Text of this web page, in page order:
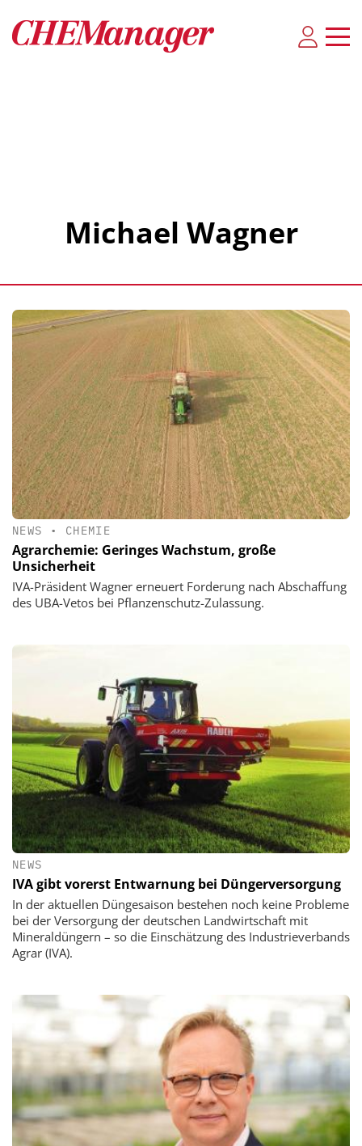
Michael Wagner
NEWS • CHEMIE
Agrarchemie: Geringes Wachstum, große
Unsicherheit
IVA-Präsident Wagner erneuert Forderung nach Abschaffung
des UBA-Vetos bei Pflanzenschutz-Zulassung.
NEWS
IVA gibt vorerst Entwarnung bei Düngerversorgung
In der aktuellen Düngesaison bestehen noch keine Probleme
bei der Versorgung der deutschen Landwirtschaft mit
Mineraldüngern – so die Einschätzung des Industrieverbands
Agrar (IVA).